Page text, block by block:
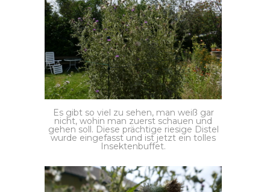
Es gibt so viel zu sehen, man weiß gar
nicht, wohin man zuerst schauen und
gehen soll. Diese prächtige riesige Distel
wurde eingefasst und ist jetzt ein tolles
Insektenbuffet.